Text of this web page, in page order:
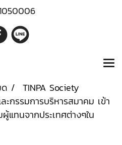
TINPA Society
ะกรรมการบริหารสมาคม เข้า
แทนจากประเทศต่างๆใน